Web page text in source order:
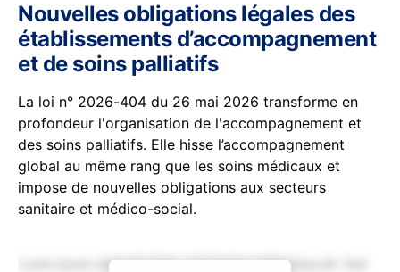
Nouvelles obligations légales des
établissements d’accompagnement
et de soins palliatifs
La loi n° 2026-404 du 26 mai 2026 transforme en
profondeur l'organisation de l'accompagnement et
des soins palliatifs. Elle hisse l’accompagnement
global au même rang que les soins médicaux et
impose de nouvelles obligations aux secteurs
sanitaire et médico-social.
Lorem ipsum dolor sit amet, consectetur adipiscing elit. Sed